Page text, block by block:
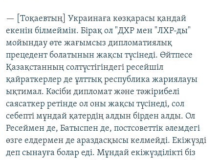
— [Тоқаевтың] Украинаға көзқарасы қандай
екенін білмеймін. Бірақ ол "ДХР мен "ЛХР-ды"
мойындау өте жағымсыз дипломатиялық
прецедент болатынын жақсы түсінеді. Өйтпесе
Қазақстанның солтүстігіндегі ресейшіл
қайраткерлер де ұлттық республика жариялауы
ықтимал. Кәсіби дипломат және тәжірибелі
саясаткер ретінде ол оны жақсы түсінеді, сол
себепті мұндай қатердің алдын бірден алды. Ол
Ресеймен де, Батыспен де, постсоветтік әлемдегі
өзге елдермен де араздасқысы келмейді. Екіжүзді
деп сынауға болар еді. Мұндай екіжүзділікті біз